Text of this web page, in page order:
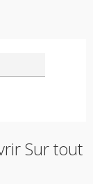
Sur tout